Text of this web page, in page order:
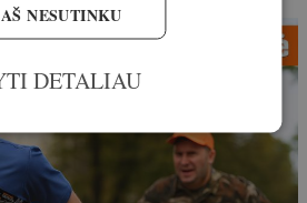
AŠ NESUTINKU
DETALIAU